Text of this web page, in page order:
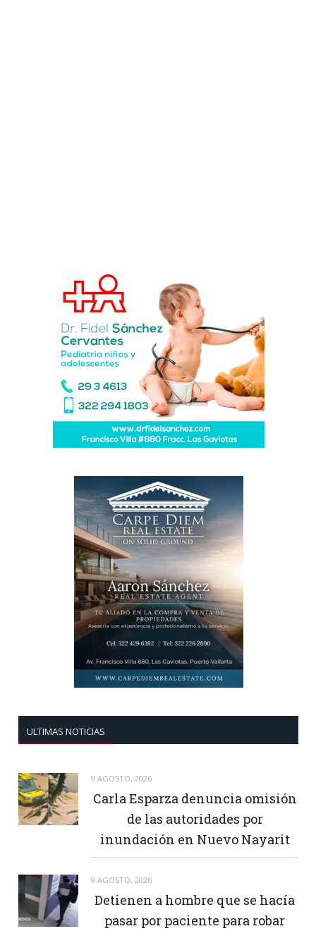
ULTIMAS NOTICIAS
9 AGOSTO, 2026
Carla Esparza denuncia omisión
de las autoridades por
inundación en Nuevo Nayarit
9 AGOSTO, 2026
Detienen a hombre que se hacía
pasar por paciente para robar